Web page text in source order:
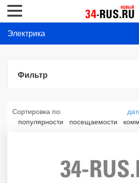
Электрика
Фильтр
Сортировка по:
популярности
посещаемости